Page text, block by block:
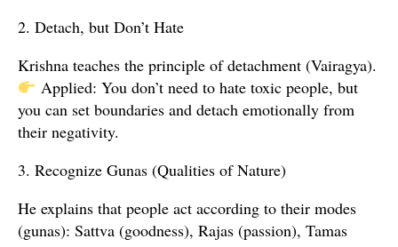
2. Detach, but Don’t Hate
Krishna teaches the principle of detachment (Vairagya).
Applied: You don’t need to hate toxic people, but
you can set boundaries and detach emotionally from
their negativity.
3. Recognize Gunas (Qualities of Nature)
He explains that people act according to their modes
(gunas): Sattva (goodness), Rajas (passion), Tamas